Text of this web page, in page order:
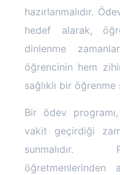
hazırlanmalıdır.
hedef alarak,
dinlenme
öğrencinin hem
sağlıklı bir
Bir ödev
vakit geçirdiği
sunmalıdır.
öğretmenlerinden